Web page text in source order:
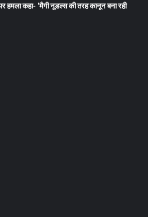
हमला कहा- ‘मैगी नूडल्स की तरह कानून बना रही